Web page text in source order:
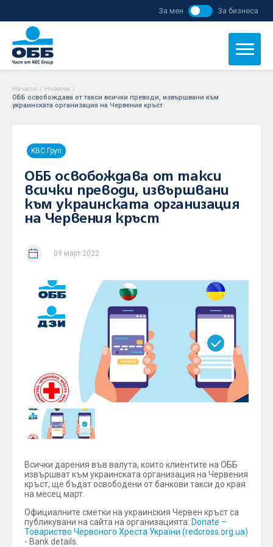
За мен За бизнеса
Начало / Новини /
ОББ освобождава от такси всички преводи, извършвани към
украинската организация на Червения кръст
KBC Груп
ОББ освобождава от такси
всички преводи, извършвани
към украинската организация
на Червения кръст
09 март 2022
Всички дарения във валута, които клиентите на ОББ
извършват към украинската организация на Червения
кръст, ще бъдат освободени от банкови такси до края
на месец март.
Официалните сметки на украинския Червен кръст са
публикувани на сайта на организацията: Donate –
Товариство Червоного Хреста України (redcross.org.ua)
- Bank details.